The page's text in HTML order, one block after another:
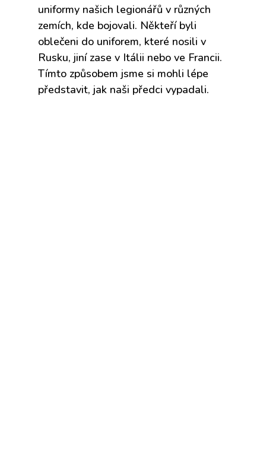
uniformy našich legionářů v různých
zemích, kde bojovali. Někteří byli
oblečeni do uniforem, které nosili v
Rusku, jiní zase v Itálii nebo ve Francii.
Tímto způsobem jsme si mohli lépe
představit, jak naši předci vypadali.